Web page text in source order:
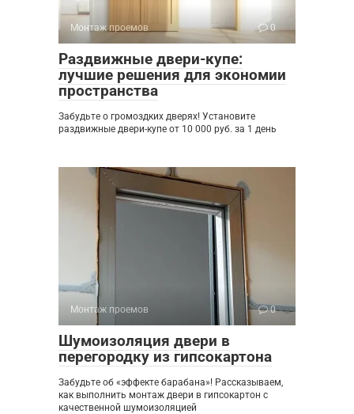
Монтаж проемов 0
Раздвижные двери-купе:
лучшие решения для экономии
пространства
Забудьте о громоздких дверях! Установите
раздвижные двери-купе от 10 000 руб. за 1 день
Монтаж проемов 0
Шумоизоляция двери в
перегородку из гипсокартона
Забудьте об «эффекте барабана»! Рассказываем,
как выполнить монтаж двери в гипсокартон с
качественной шумоизоляцией